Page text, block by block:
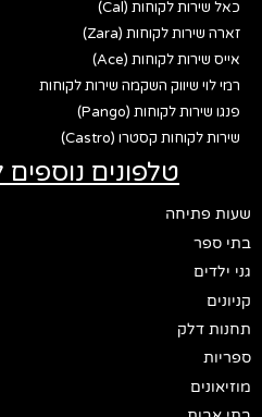
כאל שירות לקוחות (Cal)
זארה שירות לקוחות (Zara)
אייס שירות לקוחות (Ace)
רמי לוי שיווק השקמה שירות לקוחות
פנגו שירות לקוחות (Pango)
שירות לקוחות קסטרו (Castro)
טלפונים נוספים
שעות פתיחה
בתי ספר
גני ילדים
קניונים
תחנות דלק
ספריות
מוזיאונים